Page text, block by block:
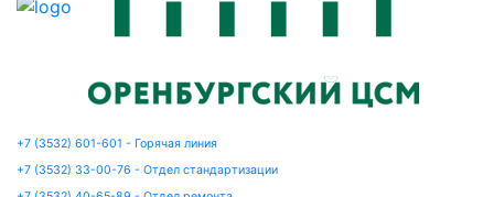
+7 (3532) 601-601 - Горячая линия
+7 (3532) 33-00-76 - Отдел стандартизации